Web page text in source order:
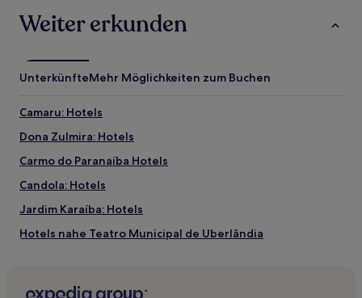
Weiter erkunden
UnterkünfteMehr Möglichkeiten zum Buchen
Camaru: Hotels
Dona Zulmira: Hotels
Carmo do Paranaíba Hotels
Candola: Hotels
Jardim Karaíba: Hotels
Hotels nahe Teatro Municipal de Uberlândia